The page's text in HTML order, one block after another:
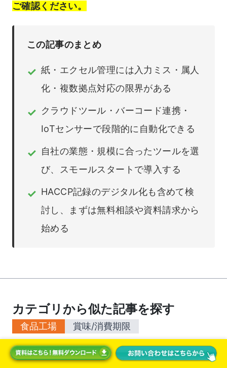
ご確認ください。
この記事のまとめ
✓ 紙・エクセル管理には入力ミス・属人
化・複数拠点対応の限界がある
✓ クラウドツール・バーコード連携・
IoTセンサーで段階的に自動化できる
✓ 自社の業態・規模に合ったツールを選
び、スモールスタートで導入する
✓ HACCP記録のデジタル化も含めて検
討し、まずは無料相談や資料請求から
始める
カテゴリから似た記事を探す
食品工場 賞味/消費期限